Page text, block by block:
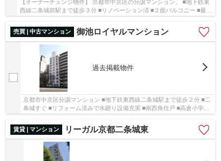
【オーナーチェンジ物件】 京都市中京区の分譲マンション。 ■地下鉄東
西線二条城前駅まで徒歩３分 ■リノベーション済 ■２面バルコニー ■最上
売買 | 中古マンション
御池ロイヤルマンション
過去掲載物件
京都市中京区分譲マンション ■地下鉄東西線二条城駅まで徒歩２分 ■二
条城すぐ ■リフォーム済みで水廻り設備充実 ■南西角住戸 ■高倉小学校
区
賃貸 | マンション
リーガル京都二条城東